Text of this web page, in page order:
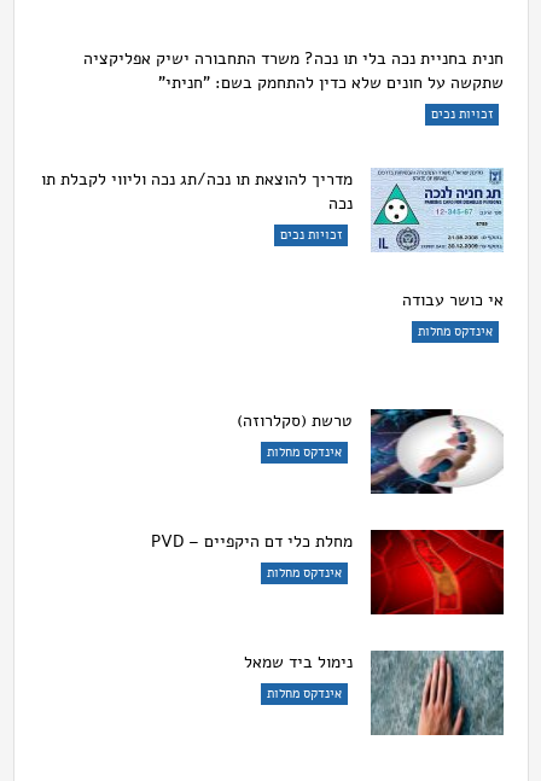
חנית בחניית נכה בלי תו נכה? משרד התחבורה ישיק אפליקציה
שתקשה על חונים שלא כדין להתחמק בשם: "חניתי"
זכויות נכים
מדריך להוצאת תו נכה/תג נכה וליווי לקבלת תו
נכה
זכויות נכים
אי כושר עבודה
אינדקס מחלות
טרשת (סקלרוזה)
אינדקס מחלות
מחלת כלי דם היקפיים – PVD
אינדקס מחלות
נימול ביד שמאל
אינדקס מחלות